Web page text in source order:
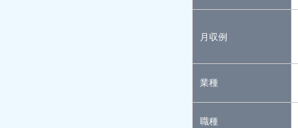
月収例
業種
職種